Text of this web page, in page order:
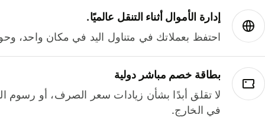
إدارة الأموال أثناء التنقل عالميًا.
احتفظ بعملاتك في متناول اليد في مكان واحد،
بطاقة خصم مباشر دولية
لا تقلق أبدًا بشأن زيادات سعر الصرف، أو رسوم
في الخارج.